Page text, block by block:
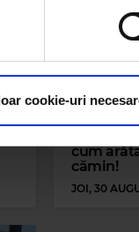
despre
de
informații oferite
cookie-uriFOTO |
cu
cum
cămin!
JOI, 30